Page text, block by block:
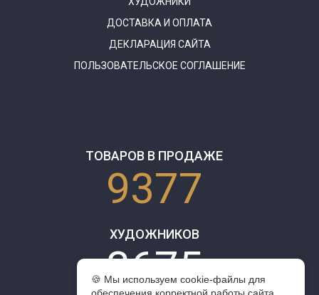
ДОСТАВКА И ОПЛАТА
ДЕКЛАРАЦИЯ САЙТА
ПОЛЬЗОВАТЕЛЬСКОЕ СОГЛАШЕНИЕ
ТОВАРОВ В ПРОДАЖЕ
9377
ХУДОЖНИКОВ
3675
🍪 Мы используем cookie-файлы для